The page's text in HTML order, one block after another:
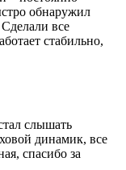
обнаружил
все
стабильно,
слышать
динамик, все
спасибо за